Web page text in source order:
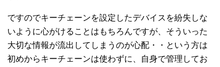
ですのでキーチェーンを設定したデバイスを紛失しな
いように心がけることはもちろんですが、そういった
大切な情報が流出してしまうのが心配・・という方は
初めからキーチェーンは使わずに、自身で管理してお